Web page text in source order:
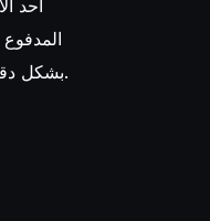
بشكل دقيق. ونتج عن ذلك إنشاء حلقة تغذية راجعة مكنّت كامل المؤسسة من التعلم والتحسن المستمر.